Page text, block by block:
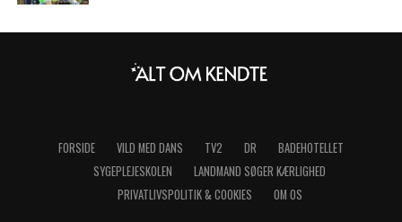
FORSIDE VILD MED DANS TV2 DR
BADEHOTELLET
SYGEPLEJESKOLEN
LANDMAND SØGER KÆRLIGHED
PRIVATLIVSPOLITIK & COOKIES
OM OS